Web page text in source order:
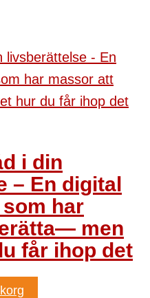
i din
– En digital
har
men
får ihop det